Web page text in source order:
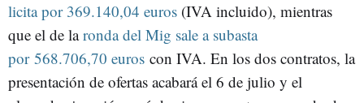
licita por 369.140,04 euros (IVA incluido), mientras
que el de laronda del Mig sale a subasta
por 568.706,70 euros con IVA. En los dos contratos, la
presentación de ofertas acabará el 6 de julio y el